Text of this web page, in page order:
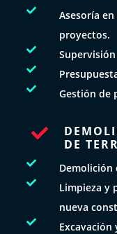

Asesoría
proyectos.


 Gestión de

DE
 Demolición

Limpieza y
nueva
